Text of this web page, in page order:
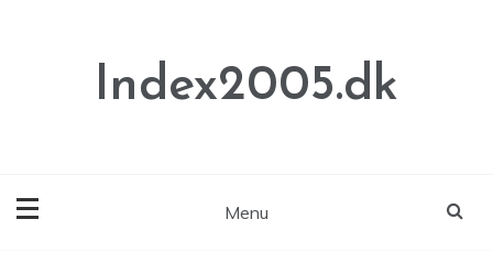
Index2005.dk
Menu